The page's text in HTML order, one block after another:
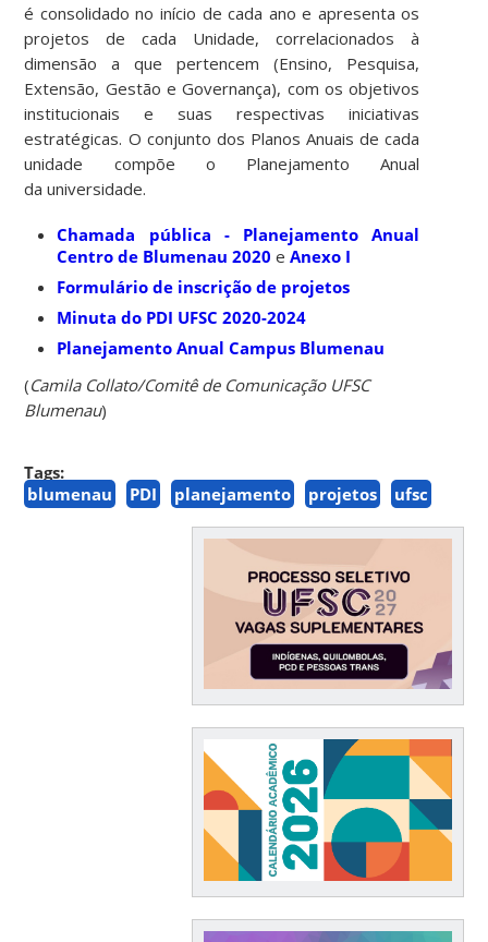
é consolidado no início de cada ano e apresenta os
projetos de cada Unidade, correlacionados à
dimensão a que pertencem (Ensino, Pesquisa,
Extensão, Gestão e Governança), com os objetivos
institucionais e suas respectivas iniciativas
estratégicas. O conjunto dos Planos Anuais de cada
unidade compõe o Planejamento Anual
da universidade.
Chamada pública - Planejamento Anual
Centro de Blumenau 2020 eAnexo I
Formulário de inscrição de projetos
Minuta do PDI UFSC 2020-2024
Planejamento Anual Campus Blumenau
(Camila Collato/Comitê de Comunicação UFSC
Blumenau)
Tags:
blumenau
PDI planejamento projetos ufsc